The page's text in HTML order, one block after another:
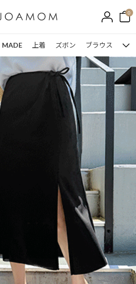
0
MADE 上着 ズボン ブラウス ワ